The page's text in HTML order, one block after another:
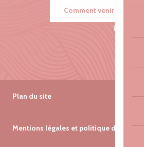
Comment venir ?
Plan du site
Mentions légales et politique de